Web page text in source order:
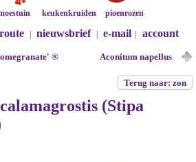
keukenkruiden pioenrozen
route nieuwsbrief e-mail account
® Aconitum napellus
Terug naar: zon
(Stipa